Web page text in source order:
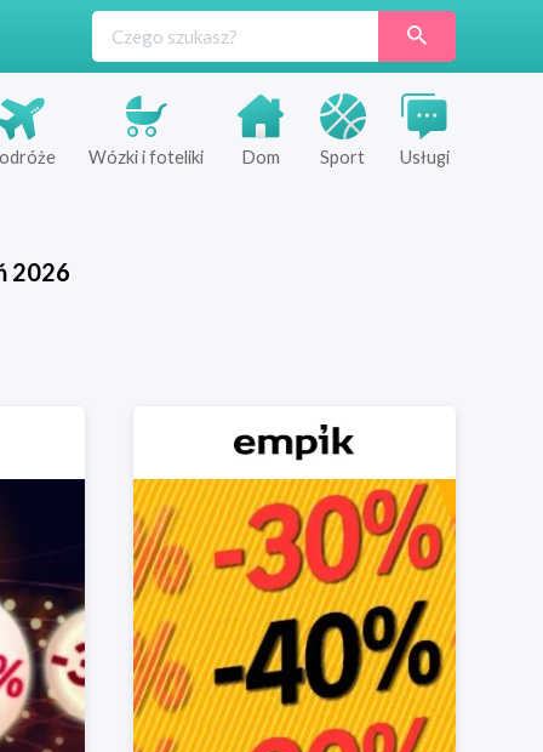
Wózki i foteliki Dom Sport Usługi
2026